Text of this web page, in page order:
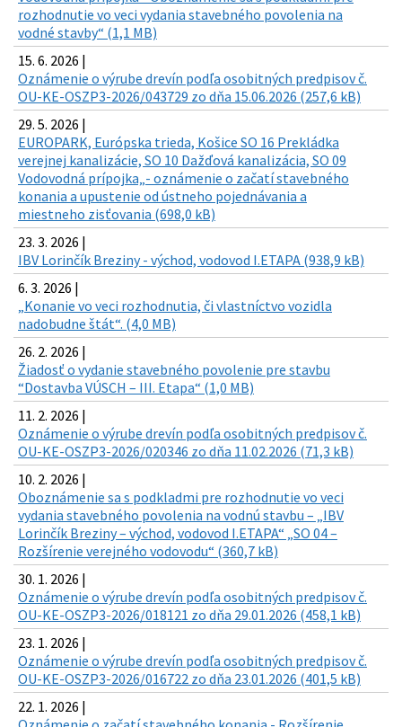
rozhodnutie vo veci vydania stavebného povolenia na
vodné stavby“ (1,1 MB)
15. 6. 2026 |
Oznámenie o výrube drevín podľa osobitných predpisov č.
OU-KE-OSZP3-2026/043729 zo dňa 15.06.2026 (257,6 kB)
29. 5. 2026 |
EUROPARK, Európska trieda, Košice SO 16 Prekládka
verejnej kanalizácie, SO 10 Dažďová kanalizácia, SO 09
Vodovodná prípojka„- oznámenie o začatí stavebného
konania a upustenie od ústneho pojednávania a
miestneho zisťovania (698,0 kB)
23. 3. 2026 |
IBV Lorinčík Breziny - východ, vodovod I.ETAPA (938,9 kB)
6. 3. 2026 |
„Konanie vo veci rozhodnutia, či vlastníctvo vozidla
nadobudne štát“. (4,0 MB)
26. 2. 2026 |
Žiadosť o vydanie stavebného povolenie pre stavbu
“Dostavba VÚSCH – III. Etapa“ (1,0 MB)
11. 2. 2026 |
Oznámenie o výrube drevín podľa osobitných predpisov č.
OU-KE-OSZP3-2026/020346 zo dňa 11.02.2026 (71,3 kB)
10. 2. 2026 |
Oboznámenie sa s podkladmi pre rozhodnutie vo veci
vydania stavebného povolenia na vodnú stavbu – „IBV
Lorinčík Breziny – východ, vodovod I.ETAPA“ „SO 04 –
Rozšírenie verejného vodovodu“ (360,7 kB)
30. 1. 2026 |
Oznámenie o výrube drevín podľa osobitných predpisov č.
OU-KE-OSZP3-2026/018121 zo dňa 29.01.2026 (458,1 kB)
23. 1. 2026 |
Oznámenie o výrube drevín podľa osobitných predpisov č.
OU-KE-OSZP3-2026/016722 zo dňa 23.01.2026 (401,5 kB)
22. 1. 2026 |